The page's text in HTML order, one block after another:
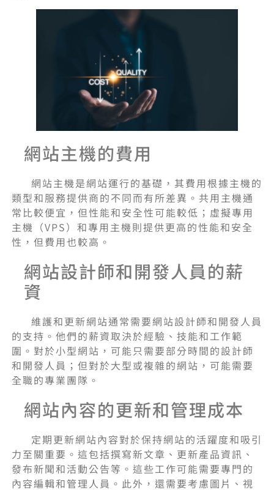
網站主機的費用
網站主機是網站運行的基礎，其費用根據主機的
類型和服務提供商的不同而有所差異。共用主機通
常比較便宜，但性能和安全性可能較低；虛擬專用
主機（VPS）和專用主機則提供更高的性能和安全
性，但費用也較高。
網站設計師和開發人員的薪
資
維護和更新網站通常需要網站設計師和開發人員
的支持。他們的薪資取決於經驗、技能和工作範
圍。對於小型網站，可能只需要部分時間的設計師
和開發人員；但對於大型或複雜的網站，可能需要
全職的專業團隊。
網站內容的更新和管理成本
定期更新網站內容對於保持網站的活躍度和吸引
力至關重要。這包括撰寫新文章、更新產品資訊、
發布新聞和活動公告等。這些工作可能需要專門的
內容編輯和管理人員。此外，還需要考慮圖片、視